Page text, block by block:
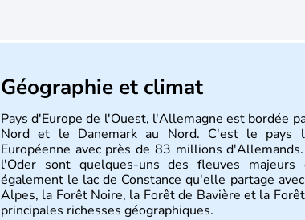
Géographie et climat
Pays d'Europe de l'Ouest, l'Allemagne est bordée
Nord et le Danemark au Nord. C'est le pays
Européenne avec près de 83 millions
l'Oder sont quelques-uns des fleuves
également le lac de Constance qu'elle partage
Alpes, la Forêt Noire, la Forêt de Bavière et la
principales richesses géographiques.